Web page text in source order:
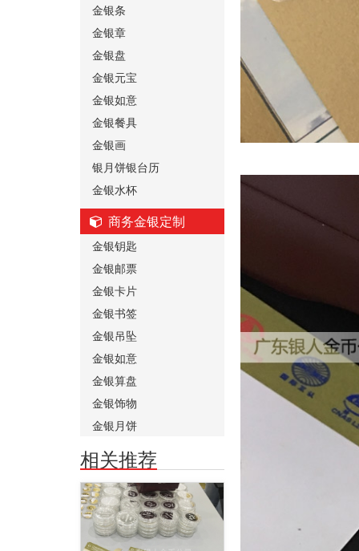
金银条
金银章
金银盘
金银元宝
金银如意
金银餐具
金银画
银月饼银台历
金银水杯
商务金银定制
金银钥匙
金银邮票
金银卡片
金银书签
金银吊坠
金银如意
金银算盘
金银饰物
金银月饼
相关推荐